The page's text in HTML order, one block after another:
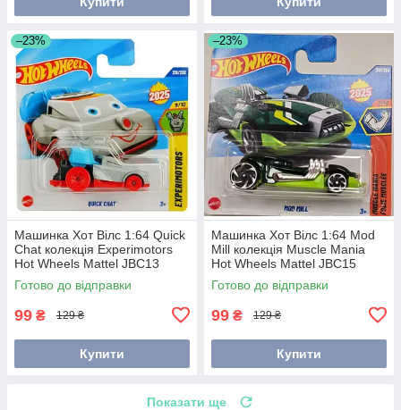
–23%
Машинка Хот Вілс 1:64 Quick
Chat колекція Experimotors
Hot Wheels Mattel JBC13
Готово до відправки
99 ₴ 129 ₴
Купити
–23%
Машинка Хот Вілс 1:64 Mod
Mill колекція Muscle Mania
Hot Wheels Mattel JBC15
Готово до відправки
99 ₴ 129 ₴
Купити
Показати ще